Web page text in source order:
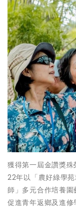
獲得第一屆金讚獎
22年以「農好綠學
師」多元合作培養園
促進青年返鄉及進